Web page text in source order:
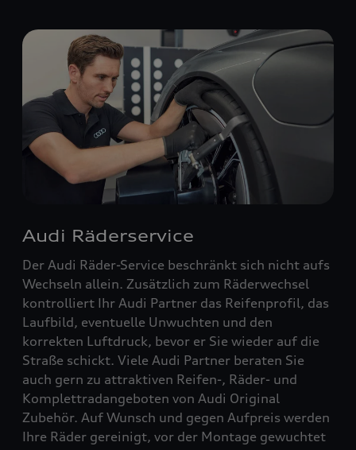
Audi Räderservice
Der Audi Räder-Service beschränkt sich nicht aufs
Wechseln allein. Zusätzlich zum Räderwechsel
kontrolliert Ihr Audi Partner das Reifenprofil, das
Laufbild, eventuelle Unwuchten und den
korrekten Luftdruck, bevor er Sie wieder auf die
Straße schickt. Viele Audi Partner beraten Sie
auch gern zu attraktiven Reifen-, Räder- und
Komplettradangeboten von Audi Original
Zubehör. Auf Wunsch und gegen Aufpreis werden
Ihre Räder gereinigt, vor der Montage gewuchtet